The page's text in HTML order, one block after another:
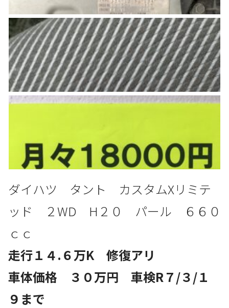
ダイハツ タント カスタムXリミテ
ッド
２WD H２０ パール ６６０
ｃｃ
走行１４.６万K 修復アリ
車体価格 ３０万円 車検R７/３/１
９まで